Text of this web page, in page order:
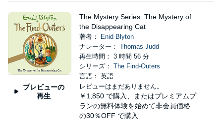
プレビューの
再生
The Mystery Series: The Mystery of
the Disappearing Cat
著者：
Enid Blyton
ナレーター： Thomas Judd
再生時間： 3 時間 56 分
シリーズ： The Find-Outers
言語： 英語
レビューはまだありません。
￥1,850 で購入、またはプレミアムプ
ランの無料体験を始めて非会員価格
の30％OFF で購入